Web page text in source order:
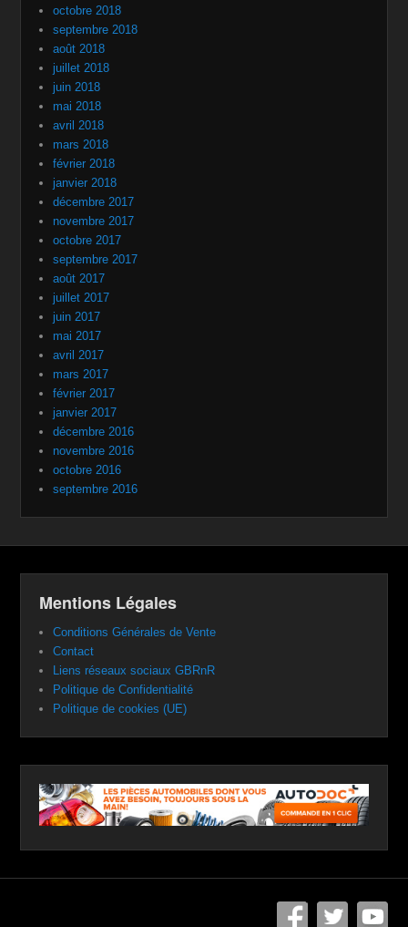
octobre 2018
septembre 2018
août 2018
juillet 2018
juin 2018
mai 2018
avril 2018
mars 2018
février 2018
janvier 2018
décembre 2017
novembre 2017
octobre 2017
septembre 2017
août 2017
juillet 2017
juin 2017
mai 2017
avril 2017
mars 2017
février 2017
janvier 2017
décembre 2016
novembre 2016
octobre 2016
septembre 2016
Mentions Légales
Conditions Générales de Vente
Contact
Liens réseaux sociaux GBRnR
Politique de Confidentialité
Politique de cookies (UE)